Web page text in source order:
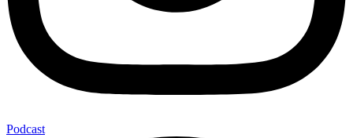
Podcast